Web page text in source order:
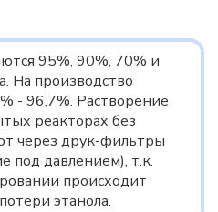
95%, 90%, 70% и
На производство
- 96,7%. Растворение
реакторах без
через друк-фильтры
под давлением), т.к.
происходит
этанола.